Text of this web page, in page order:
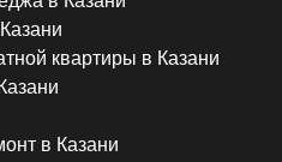
квартиры в Казани
в Казани